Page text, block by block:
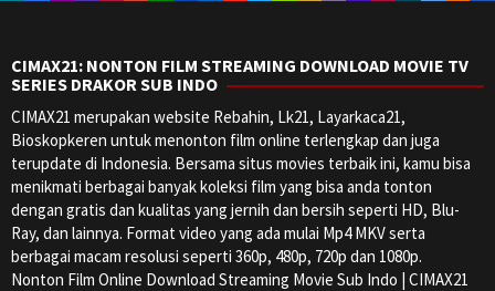
CIMAX21: NONTON FILM STREAMING DOWNLOAD MOVIE TV
SERIES DRAKOR SUB INDO
CIMAX21 merupakan website Rebahin, Lk21, Layarkaca21,
Bioskopkeren untuk menonton film online terlengkap dan juga
terupdate di Indonesia. Bersama situs movies terbaik ini, kamu bisa
menikmati berbagai banyak koleksi film yang bisa anda tonton
dengan gratis dan kualitas yang jernih dan bersih seperti HD, Blu-
Ray, dan lainnya. Format video yang ada mulai Mp4 MKV serta
berbagai macam resolusi seperti 360p, 480p, 720p dan 1080p.
Nonton Film Online Download Streaming Movie Sub Indo | CIMAX21